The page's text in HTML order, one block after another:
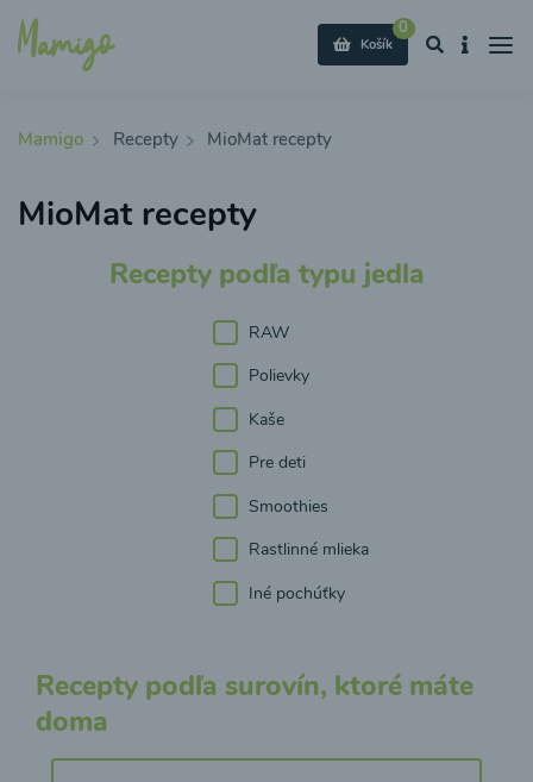
0
Košík
Mamigo Recepty MioMat recepty
MioMat recepty
Recepty podľa typu jedla
RAW
Polievky
Kaše
Pre deti
Smoothies
Rastlinné mlieka
Iné pochúťky
Recepty podľa surovín, ktoré máte
doma